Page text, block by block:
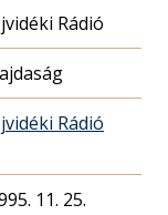
Rádió
Rádió
11. 25.